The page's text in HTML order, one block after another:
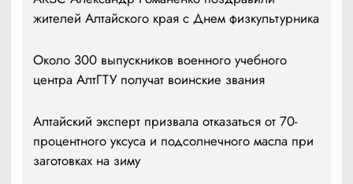
жителей Алтайского края с Днем физкультурника
Около 300 выпускников военного учебного
центра АлтГТУ получат воинские звания
Алтайский эксперт призвала отказаться от 70-
процентного уксуса и подсолнечного масла при
заготовках на зиму